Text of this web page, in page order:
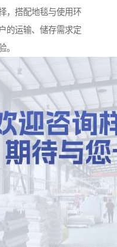
，搭配地毯与使用环
的运输、储存需求定
。